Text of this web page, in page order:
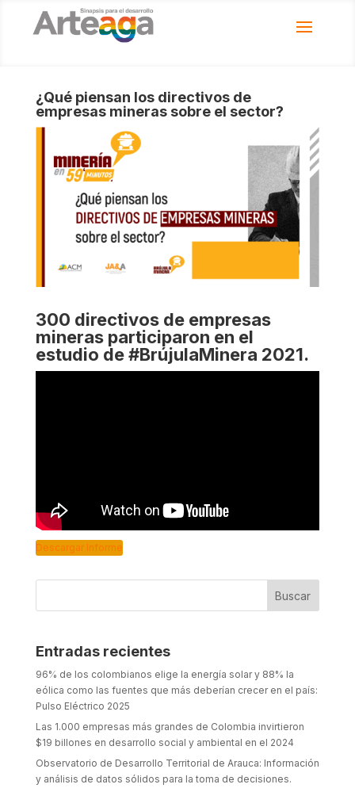
¿Qué piensan los directivos de
empresas mineras sobre el sector?
300 directivos de empresas
mineras participaron en el
estudio de #BrújulaMinera 2021.
Descargar Informe
Entradas recientes
96% de los colombianos elige la energía solar y 88% la
eólica como las fuentes que más deberían crecer en el país:
Pulso Eléctrico 2025
Las 1.000 empresas más grandes de Colombia invirtieron
$19 billones en desarrollo social y ambiental en el 2024
Observatorio de Desarrollo Territorial de Arauca: Información
y análisis de datos sólidos para la toma de decisiones.